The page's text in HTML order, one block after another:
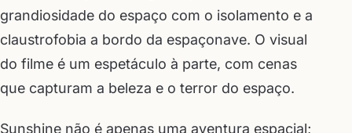
grandiosidade do espaço com o isolamento e a
claustrofobia a bordo da espaçonave. O visual
do filme é um espetáculo à parte, com cenas
que capturam a beleza e o terror do espaço.
Sunshine não é apenas uma aventura espacial;